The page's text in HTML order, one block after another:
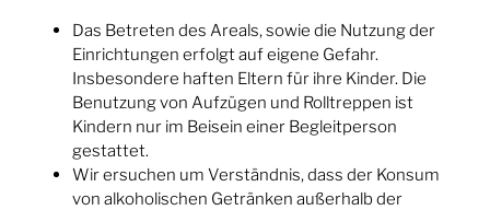
Das Betreten des Areals, sowie die Nutzung der
Einrichtungen erfolgt auf eigene Gefahr.
Insbesondere haften Eltern für ihre Kinder. Die
Benutzung von Aufzügen und Rolltreppen ist
Kindern nur im Beisein einer Begleitperson
gestattet.
Wir ersuchen um Verständnis, dass der Konsum
von alkoholischen Getränken außerhalb der